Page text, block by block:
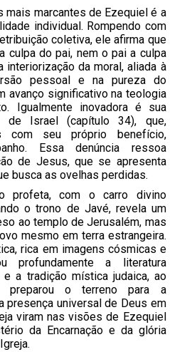
mais marcantes de Ezequiel é a
individual. Rompendo com
coletiva, ele afirma que
culpa do pai, nem o pai a culpa
interiorização da moral, aliada à
pessoal e na pureza do
avanço significativo na teologia
Igualmente inovadora é sua
de Israel (capítulo 34), que,
com seu próprio benefício,
Essa denúncia ressoa
de Jesus, que se apresenta
busca as ovelhas perdidas.
profeta, com o carro divino
o trono de Javé, revela um
ao templo de Jerusalém, mas
mesmo em terra estrangeira.
rica em imagens cósmicas e
profundamente a literatura
a tradição mística judaica, ao
preparou o terreno para a
presença universal de Deus em
viram nas visões de Ezequiel
da Encarnação e da glória